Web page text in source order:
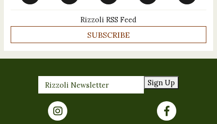
Rizzoli RSS Feed
SUBSCRIBE
Sign Up